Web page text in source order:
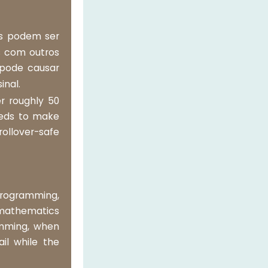
podem ser
com outros
causar
roughly 50
to make
safe
when
while the